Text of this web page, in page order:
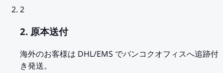
2
2. 原本送付
海外のお客様は DHL/EMS でバンコクオフィスへ追跡付
き発送。